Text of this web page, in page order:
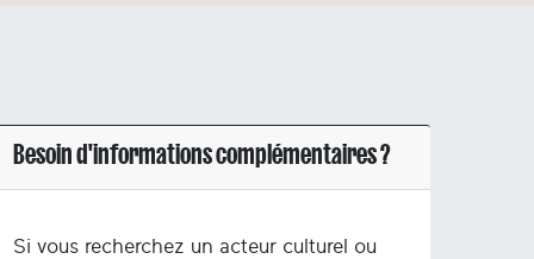
Besoin d'informations complémentaires ?
Si vous recherchez un acteur culturel ou